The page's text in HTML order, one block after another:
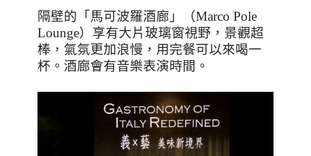
隔壁的「馬可波羅酒廊」（Marco Pole
Lounge）享有大片玻璃窗視野，景觀超
棒，氣氛更加浪慢，用完餐可以來喝一
杯。酒廊會有音樂表演時間。